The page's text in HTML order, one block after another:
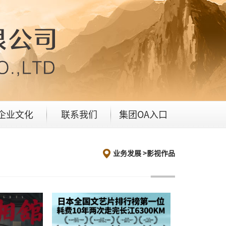
业文化 联系我们 集团OA入口
业务发展 >影视作品